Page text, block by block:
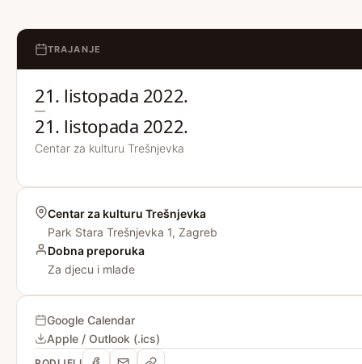
TRAJANJE
21. listopada 2022.
—
21. listopada 2022.
Centar za kulturu Trešnjevka
Centar za kulturu Trešnjevka
Park Stara Trešnjevka 1, Zagreb
Dobna preporuka
Za djecu i mlade
Google Calendar
Apple / Outlook (.ics)